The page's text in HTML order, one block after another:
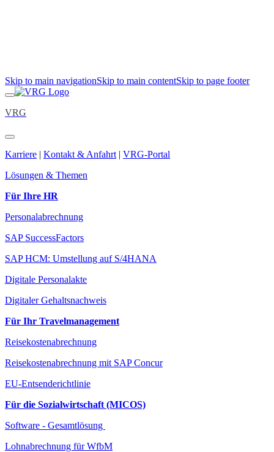
Skip to main navigationSkip to main contentSkip to page footer
VRG
Karriere | Kontakt & Anfahrt | VRG-Portal
Lösungen & Themen
Für Ihre HR
Personalabrechnung
SAP SuccessFactors
SAP HCM: Umstellung auf S/4HANA
Digitale Personalakte
Digitaler Gehaltsnachweis
Für Ihr Travelmanagement
Reisekostenabrechnung
Reisekostenabrechnung mit SAP Concur
EU-Entsenderichtlinie
Für die Sozialwirtschaft (MICOS)
Software - Gesamtlösung
Lohnabrechnung für WfbM